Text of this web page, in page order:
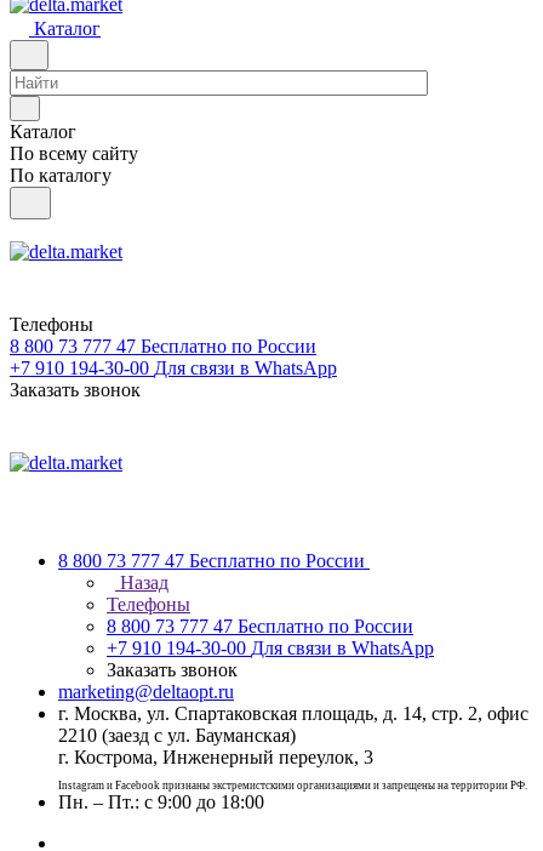
Каталог
Каталог
По всему сайту
По каталогу
Телефоны
8 800 73 777 47 Бесплатно по России
+7 910 194-30-00 Для связи в WhatsApp
Заказать звонок
8 800 73 777 47 Бесплатно по России
Назад
Телефоны
8 800 73 777 47 Бесплатно по России
+7 910 194-30-00 Для связи в WhatsApp
Заказать звонок
marketing@deltaopt.ru
г. Москва, ул. Спартаковская площадь, д. 14, стр. 2, офис
2210 (заезд с ул. Бауманская)
г. Кострома, Инженерный переулок, 3
Instagram и Facebook признаны экстремистскими организациями и запрещены на территории РФ.
Пн. – Пт.: с 9:00 до 18:00